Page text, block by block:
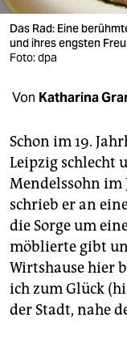
verlag
verlag
shop
fragen & hilfe
unterstützen
abo
genossenschaft
epaper login
Das Rad: Eine
und ihres engsten
Foto: dpa
Von Katharina
Schon im 19.
Leipzig schlecht
Mendelssohn im
schrieb er an
die Sorge um
mö­blierte gibt
Wirtshause hier
ich zum Glück
der Stadt, nahe